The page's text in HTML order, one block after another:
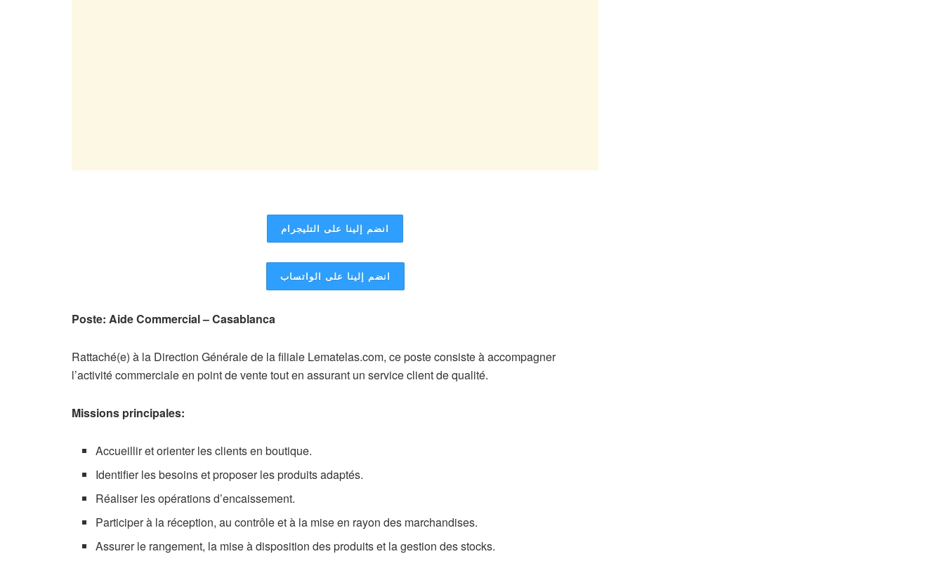
انضم إلينا على التليجرام
انضم إلينا على الواتساب
Poste: Aide Commercial – Casablanca
Rattaché(e) à la Direction Générale de la filiale Lematelas.com, ce poste consiste à accompagner
l’activité commerciale en point de vente tout en assurant un service client de qualité.
Missions principales:
Accueillir et orienter les clients en boutique.
Identifier les besoins et proposer les produits adaptés.
Réaliser les opérations d’encaissement.
Participer à la réception, au contrôle et à la mise en rayon des marchandises.
Assurer le rangement, la mise à disposition des produits et la gestion des stocks.